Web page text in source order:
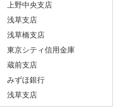
上野中央支店
浅草支店
浅草橋支店
東京シティ信用金庫
蔵前支店
みずほ銀行
浅草支店